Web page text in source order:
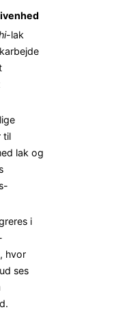
-lak
til
lak og
i
hvor
ses